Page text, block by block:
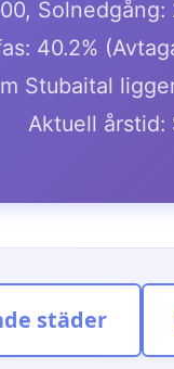
40.2%
Stubaital
Aktuell årstid:
städer